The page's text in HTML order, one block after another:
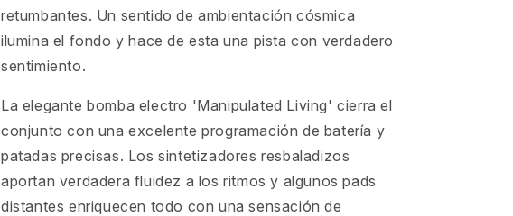
retumbantes. Un sentido de ambientación cósmica
ilumina el fondo y hace de esta una pista con verdadero
sentimiento.
La elegante bomba electro 'Manipulated Living' cierra el
conjunto con una excelente programación de batería y
patadas precisas. Los sintetizadores resbaladizos
aportan verdadera fluidez a los ritmos y algunos pads
distantes enriquecen todo con una sensación de